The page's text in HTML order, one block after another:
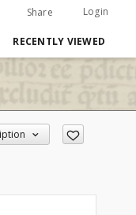
Share Login
RECENTLY VIEWED